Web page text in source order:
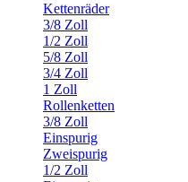
Kettenräder
3/8 Zoll
1/2 Zoll
5/8 Zoll
3/4 Zoll
1 Zoll
Rollenketten
3/8 Zoll
Einspurig
Zweispurig
1/2 Zoll